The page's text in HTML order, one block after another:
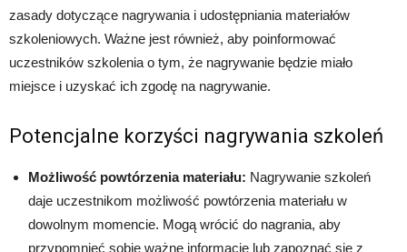
zasady dotyczące nagrywania i udostępniania materiałów
szkoleniowych. Ważne jest również, aby poinformować
uczestników szkolenia o tym, że nagrywanie będzie miało
miejsce i uzyskać ich zgodę na nagrywanie.
Potencjalne korzyści nagrywania szkoleń
Możliwość powtórzenia materiału: Nagrywanie szkoleń
daje uczestnikom możliwość powtórzenia materiału w
dowolnym momencie. Mogą wrócić do nagrania, aby
przypomnieć sobie ważne informacje lub zapoznać się z